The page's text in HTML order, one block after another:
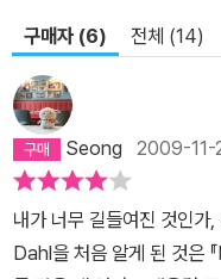
구매자 (6) 전체 (14)
Seong 2009-11-
내가 너무 길들여진 것인
Dahl을 처음 알게 된 것은